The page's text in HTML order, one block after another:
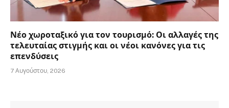
Νέο χωροταξικό για τον τουρισμό: Οι αλλαγές της
τελευταίας στιγμής και οι νέοι κανόνες για τις
επενδύσεις
7 Αυγούστου, 2026